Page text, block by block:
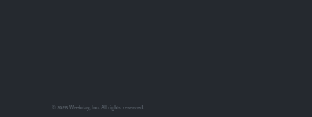
© 2026 Weekday, Inc. All rights reserved.